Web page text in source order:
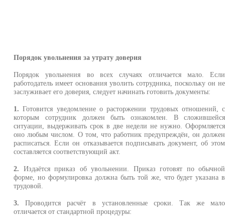
Порядок увольнения за утрату доверия
Порядок увольнения во всех случаях отличается мало. Если
работодатель имеет основания уволить сотрудника, поскольку он не
заслуживает его доверия, следует начинать готовить документы:
1. Готовится уведомление о расторжении трудовых отношений, с
которым сотрудник должен быть ознакомлен. В сложившейся
ситуации, выдерживать срок в две недели не нужно. Оформляется
оно любым числом. О том, что работник предупреждён, он должен
расписаться. Если он отказывается подписывать документ, об этом
составляется соответствующий акт.
2. Издаётся приказ об увольнении. Приказ готовят по обычной
форме, но формулировка должна быть той же, что будет указана в
трудовой.
3. Проводится расчёт в установленные сроки. Так же мало
отличается от стандартной процедуры: